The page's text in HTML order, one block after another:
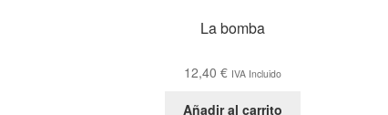
La bomba
12,40€ IVA Incluido
Añadir al carrito